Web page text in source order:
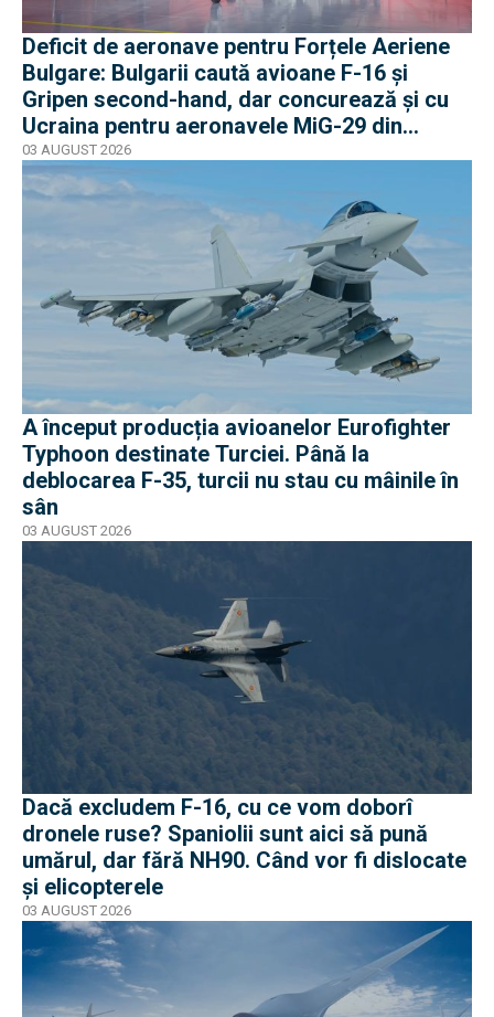
Deficit de aeronave pentru Forțele Aeriene
Bulgare: Bulgarii caută avioane F-16 și
Gripen second-hand, dar concurează și cu
Ucraina pentru aeronavele MiG-29 din
Polonia
03 AUGUST 2026
A început producția avioanelor Eurofighter
Typhoon destinate Turciei. Până la
deblocarea F-35, turcii nu stau cu mâinile în
sân
03 AUGUST 2026
Dacă excludem F-16, cu ce vom doborî
dronele ruse? Spaniolii sunt aici să pună
umărul, dar fără NH90. Când vor fi dislocate
și elicopterele
03 AUGUST 2026